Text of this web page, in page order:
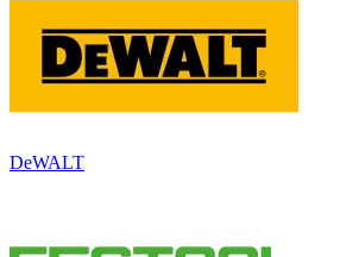
DeWALT